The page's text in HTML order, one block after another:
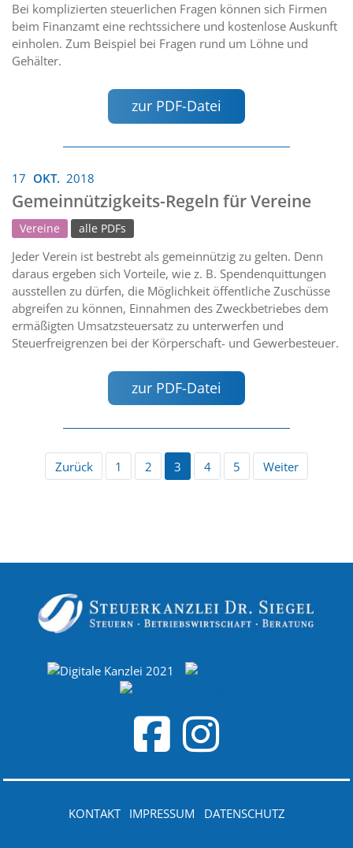
Bei komplizierten steuerlichen Fragen können sich Firmen
beim Finanzamt eine rechtssichere und kostenlose Auskunft
einholen. Zum Beispiel bei Fragen rund um Löhne und
Gehälter.
zur PDF-Datei
17 OKT. 2018
Gemeinnützigkeits-Regeln für Vereine
Vereine alle PDFs
Jeder Verein ist bestrebt als gemeinnützig zu gelten. Denn
daraus ergeben sich Vorteile, wie z. B. Spendenquittungen
ausstellen zu dürfen, die Möglichkeit öffentliche Zuschüsse
abgreifen zu können, Einnahmen des Zweckbetriebes dem
ermäßigten Umsatzsteuersatz zu unterwerfen und
Steuerfreigrenzen bei der Körperschaft- und Gewerbesteuer.
zur PDF-Datei
Zurück 1 2 3 4 5 Weiter
KONTAKT IMPRESSUM DATENSCHUTZ